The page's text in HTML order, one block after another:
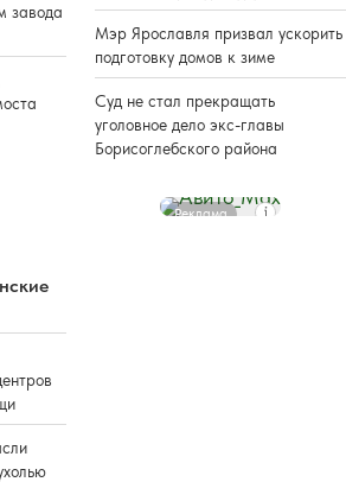
завода
Мэр Ярославля призвал ускорить
подготовку домов к зиме
Суд не стал прекращать
уголовное дело экс-главы
Борисоглебского района
Реклама